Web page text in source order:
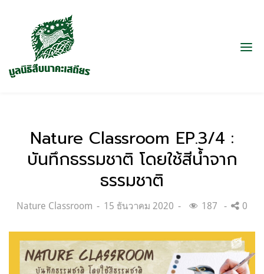
Nature Classroom EP.3/4 :
บันทึกธรรมชาติ โดยใช้สีน้ำจาก
ธรรมชาติ
Categories:
Nature Classroom
Posted
15 ธันวาคม 2020 187 0